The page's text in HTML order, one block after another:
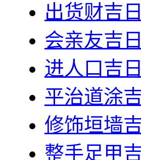
出货财吉日
会亲友吉日
进人口吉日
平治道涂
修饰垣墙
整手足甲